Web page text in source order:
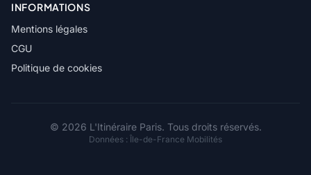
INFORMATIONS
Mentions légales
CGU
Politique de cookies
© 2026 L'Itinéraire Paris. Tous droits réservés.
Données : Île-de-France Mobilités